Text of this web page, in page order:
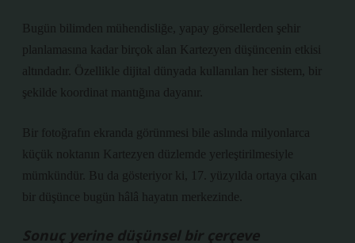
Bugün bilimden mühendisliğe, yapay görsellerden şehir
planlamasına kadar birçok alan Kartezyen düşüncenin etkisi
altındadır. Özellikle dijital dünyada kullanılan her sistem, bir
şekilde koordinat mantığına dayanır.
Bir fotoğrafın ekranda görünmesi bile aslında milyonlarca
küçük noktanın Kartezyen düzlemde yerleştirilmesiyle
mümkündür. Bu da gösteriyor ki, 17. yüzyılda ortaya çıkan
bir düşünce bugün hâlâ hayatın merkezinde.
Sonuç yerine düşünsel bir çerçeve